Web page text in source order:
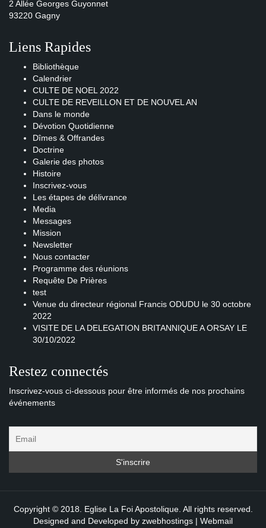
2 Allée Georges Guyonnet
93220 Gagny
Liens Rapides
Bibliothèque
Calendrier
CULTE DE NOEL 2022
CULTE DE REVEILLON ET DE NOUVEL AN
Dans le monde
Dévotion Quotidienne
Dîmes & Offrandes
Doctrine
Galerie des photos
Histoire
Inscrivez-vous
Les étapes de délivrance
Media
Messages
Mission
Newsletter
Nous contacter
Programme des réunions
Requête De Prières
test
Venue du directeur régional Francis ODUDU le 30 octobre
2022
VISITE DE LA DELEGATION BRITANNIQUE A ORSAY LE
30/10/2022
Restez connectés
Inscrivez-vous ci-dessous pour être informés de nos prochains
événements
Copyright © 2018. Eglise La Foi Apostolique. All rights reserved.
Designed and Developed by zwebhostings | Webmail